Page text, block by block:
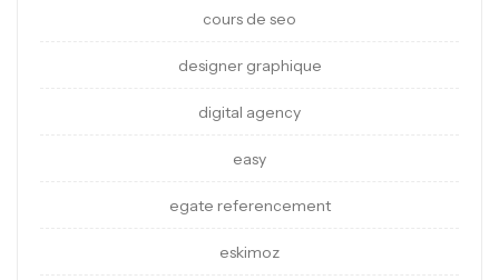
cours de seo
designer graphique
digital agency
easy
egate referencement
eskimoz